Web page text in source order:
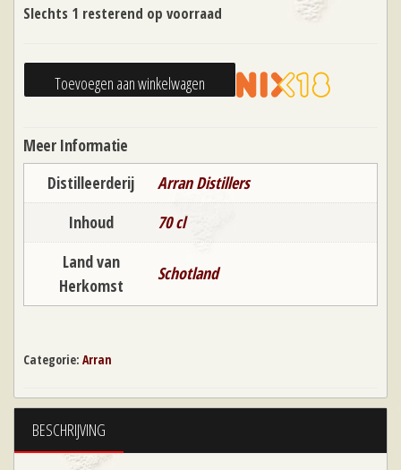
Slechts 1 resterend op voorraad
Arran
Machrie
Cask
Strength
aantal
Toevoegen aan winkelwagen
Meer Informatie
Distilleerderij
Arran Distillers
Inhoud
70 cl
Land van
Herkomst
Schotland
Categorie: Arran
BESCHRIJVING